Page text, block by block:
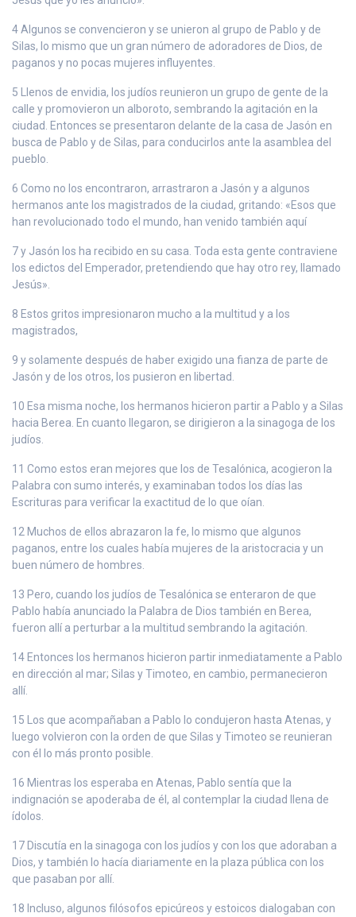
4 Algunos se convencieron y se unieron al grupo de Pablo y de
Silas, lo mismo que un gran número de adoradores de Dios, de
paganos y no pocas mujeres influyentes.
5 Llenos de envidia, los judíos reunieron un grupo de gente de la
calle y promovieron un alboroto, sembrando la agitación en la
ciudad. Entonces se presentaron delante de la casa de Jasón en
busca de Pablo y de Silas, para conducirlos ante la asamblea del
pueblo.
6 Como no los encontraron, arrastraron a Jasón y a algunos
hermanos ante los magistrados de la ciudad, gritando: «Esos que
han revolucionado todo el mundo, han venido también aquí
7 y Jasón los ha recibido en su casa. Toda esta gente contraviene
los edictos del Emperador, pretendiendo que hay otro rey, llamado
Jesús».
8 Estos gritos impresionaron mucho a la multitud y a los
magistrados,
9 y solamente después de haber exigido una fianza de parte de
Jasón y de los otros, los pusieron en libertad.
10 Esa misma noche, los hermanos hicieron partir a Pablo y a Silas
hacia Berea. En cuanto llegaron, se dirigieron a la sinagoga de los
judíos.
11 Como estos eran mejores que los de Tesalónica, acogieron la
Palabra con sumo interés, y examinaban todos los días las
Escrituras para verificar la exactitud de lo que oían.
12 Muchos de ellos abrazaron la fe, lo mismo que algunos
paganos, entre los cuales había mujeres de la aristocracia y un
buen número de hombres.
13 Pero, cuando los judíos de Tesalónica se enteraron de que
Pablo había anunciado la Palabra de Dios también en Berea,
fueron allí a perturbar a la multitud sembrando la agitación.
14 Entonces los hermanos hicieron partir inmediatamente a Pablo
en dirección al mar; Silas y Timoteo, en cambio, permanecieron
allí.
15 Los que acompañaban a Pablo lo condujeron hasta Atenas, y
luego volvieron con la orden de que Silas y Timoteo se reunieran
con él lo más pronto posible.
16 Mientras los esperaba en Atenas, Pablo sentía que la
indignación se apoderaba de él, al contemplar la ciudad llena de
ídolos.
17 Discutía en la sinagoga con los judíos y con los que adoraban a
Dios, y también lo hacía diariamente en la plaza pública con los
que pasaban por allí.
18 Incluso, algunos filósofos epicúreos y estoicos dialogaban con